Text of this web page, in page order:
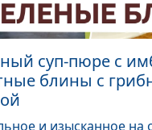
суп-пюре с
блины с
и изысканное на